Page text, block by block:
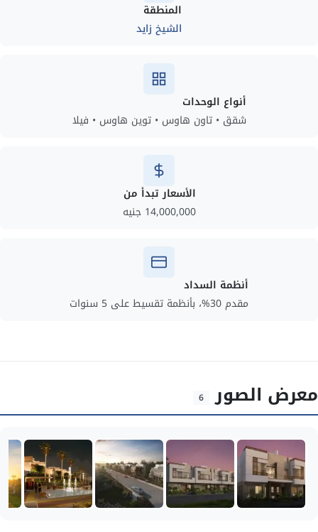
المنطقة
الشيخ زايد
أنواع الوحدات
شقق • تاون هاوس • توين هاوس • فيلا
الأسعار تبدأ من
14,000,000 جنيه
أنظمة السداد
مقدم 30%، بأنظمة تقسيط على 5 سنوات
معرض الصور 6